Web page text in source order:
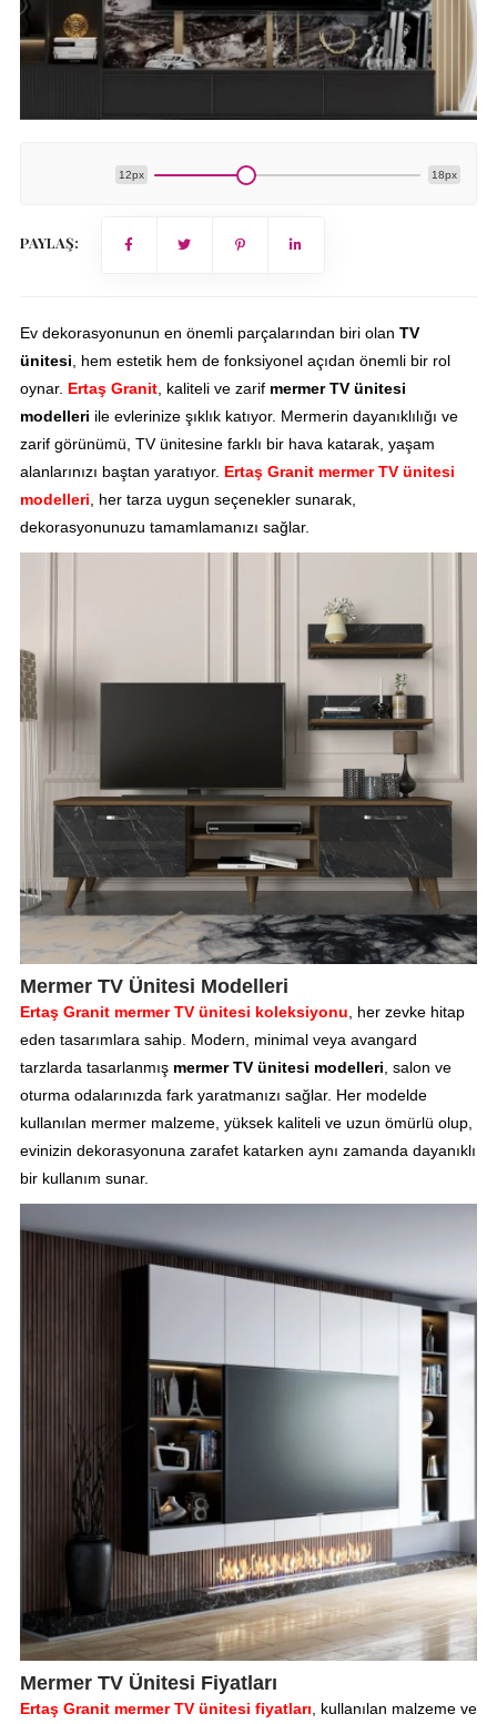
12px 18px
PAYLAŞ:
Ev dekorasyonunun en önemli parçalarından biri olan TV
ünitesi , hem estetik hem de fonksiyonel açıdan önemli bir rol
oynar. Ertaş Granit, kaliteli ve zarif mermer TV ünitesi
modelleri ile evlerinize şıklık katıyor. Mermerin dayanıklılığı ve
zarif görünümü, TV ünitesine farklı bir hava katarak, yaşam
alanlarınızı baştan yaratıyor. Ertaş Granit mermer TV ünitesi
modelleri , her tarza uygun seçenekler sunarak,
dekorasyonunuzu tamamlamanızı sağlar.
Mermer TV Ünitesi Modelleri
Ertaş Granit mermer TV ünitesi koleksiyonu , her zevke hitap
eden tasarımlara sahip. Modern, minimal veya avangard
tarzlarda tasarlanmış mermer TV ünitesi modelleri , salon ve
oturma odalarınızda fark yaratmanızı sağlar. Her modelde
kullanılan mermer malzeme, yüksek kaliteli ve uzun ömürlü olup,
evinizin dekorasyonuna zarafet katarken aynı zamanda dayanıklı
bir kullanım sunar.
Mermer TV Ünitesi Fiyatları
Ertaş Granit mermer TV ünitesi fiyatları, kullanılan malzeme ve